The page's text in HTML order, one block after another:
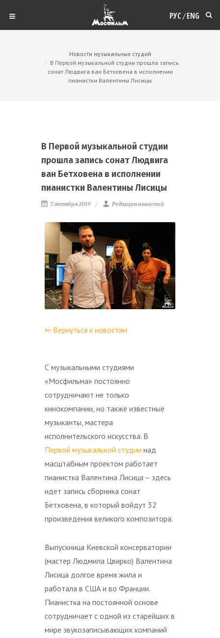
РУС /ENG
Новости музыкальных студий
В Первой музыкальной студии прошла запись
сонат Людвига ван Бетховена в исполнении
пианистки Валентины Лисицы
В Первой музыкальной студии
прошла запись сонат Людвига
ван Бетховена в исполнении
пианистки Валентины Лисицы
7 октября 2019 Редакция новостей
⇐ Вернуться к новостям
С музыкальными студиями
«Мосфильма» постоянно
сотрудничают не только
кинокомпании, но также известные
музыканты, мастера
исполнительского искусства. В
Первой музыкальной студии над
масштабным проектом работает
пианистка Валентина Лисица – здесь
идет запись сборника сонат
Бетховена, в который войдут 32
произведения великого композитора.
Выпускница Киевской консерватории
(мастер Людмила Цвирко) Валентина
Лисица долгое время жила и
работала в США и во Франции.
Пианистка на постоянной основе
сотрудничает с одной из старейших в
мире звукозаписывающих компаний